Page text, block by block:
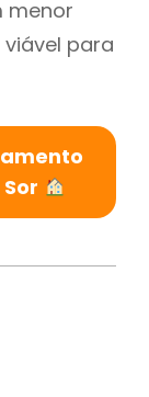
menor
para